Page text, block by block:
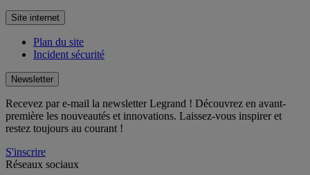
Site internet
Plan du site
Incident sécurité
Newsletter
Recevez par e-mail la newsletter Legrand ! Découvrez en avant-
première les nouveautés et innovations. Laissez-vous inspirer et
restez toujours au courant !
S'inscrire
Réseaux sociaux